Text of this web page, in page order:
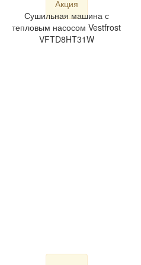
Акция
Сушильная машина с
тепловым насосом Vestfrost
VFTD8HT31W